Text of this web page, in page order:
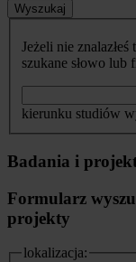
Wyszukaj
Jeżeli nie znalazłeś
szukane słowo lub
kierunku studiów
Badania i
Formularz
projekty
lokalizacja: